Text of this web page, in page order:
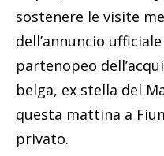
sostenere le visite
dell’annuncio
partenopeo
belga, ex stella del
questa mattina a
privato.